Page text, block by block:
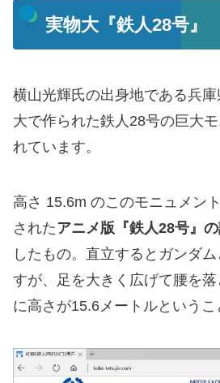
実物大『鉄人28号』
横山光輝氏の出身地である兵
大で作られた鉄人28号の巨大
れています。
高さ 15.6m のこのモニュメン
されたアニメ版『鉄人28号』
したもの。直立するとガンダ
すが、足を大きく広げて腰を
に高さが15.6メートルというこ